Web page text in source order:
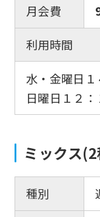
月会費
利用時間
水・金曜日
日曜日１２
ミックス(2
種別